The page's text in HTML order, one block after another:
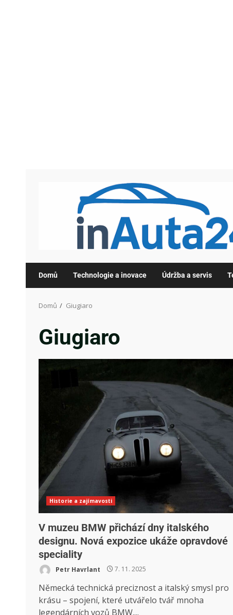
Domů Technologie a inovace Údržba a servis
Domů Giugiaro
Giugiaro
Historie a zajímavosti
V muzeu BMW přichází dny italského
designu. Nová expozice ukáže opravdové
speciality
Petr Havrlant 7. 11. 2025
Německá technická preciznost a italský smysl pro
krásu – spojení, které utvářelo tvář mnoha
legendárních vozů BMW....